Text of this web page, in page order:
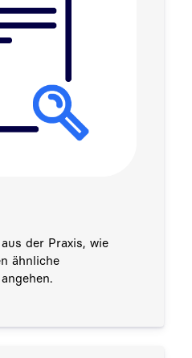
der Praxis, wie
ähnliche